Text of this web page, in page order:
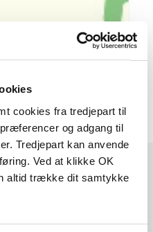
cookies fra tredjepart til
og adgang til
Tredjepart kan anvende
Ved at klikke OK
altid trække dit samtykke